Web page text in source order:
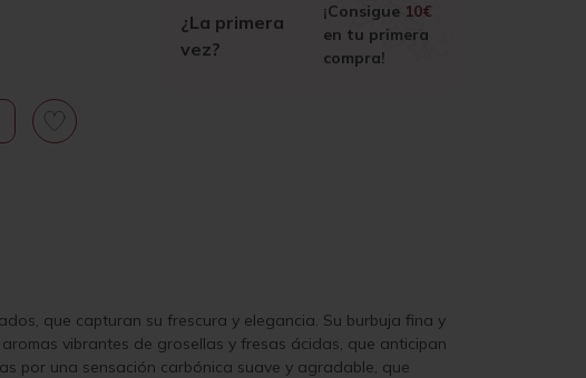
¿La primera
vez?
¡Consigue 10€
en tu primera
compra!
que capturan su frescura y elegancia. Su burbuja fina y
vibrantes de grosellas y fresas ácidas, que anticipan
por una sensación carbónica suave y agradable, que